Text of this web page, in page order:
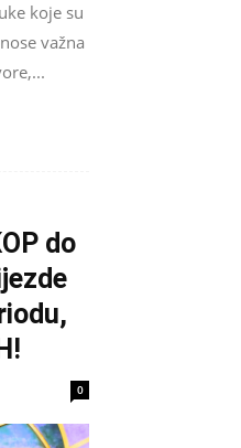
koje su
važna
do
0